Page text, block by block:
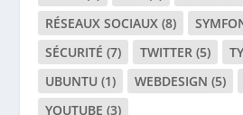
TOUS LES AUTEURS
ALEX